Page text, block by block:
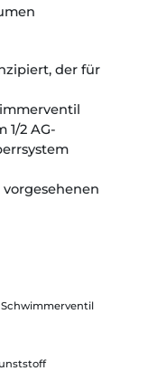
der für
1/2 AG-